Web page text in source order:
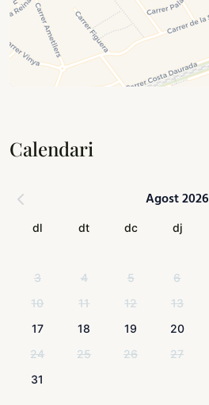
Calendari
Agost 2026
dl dt dc dj
3
4 5 6
10
11 12 13
17
18 19 20
24
25 26 27
31